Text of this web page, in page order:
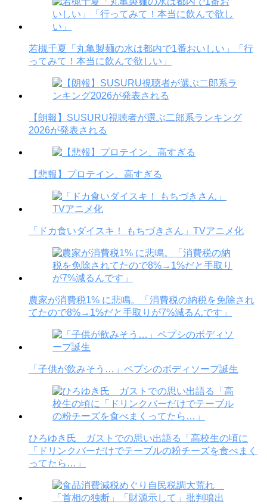
若槻千夏「丸亀製麺の水は都内で1番おいしい」「行
ってみて！本当に飲んで欲しい」
【朗報】SUSURU視聴者が選ぶ二郎系ランキング
2026が発表される
【悲報】プロテイン、高すぎる
「ドカ食いダイスキ！ もちづきさん」TVアニメ化
農家が消費税1% に悲鳴。「消費税の納税を免除され
てたので8%→1%だと手取りが7%減るんです」
「子供が飲みそう…」ペプシのボディソープ誕生
ひろゆき氏 ガストでの思い出語る「高校生の頃に
「ドリンクバーだけでテーブルの粉チーズを食べまく
ってたら…」